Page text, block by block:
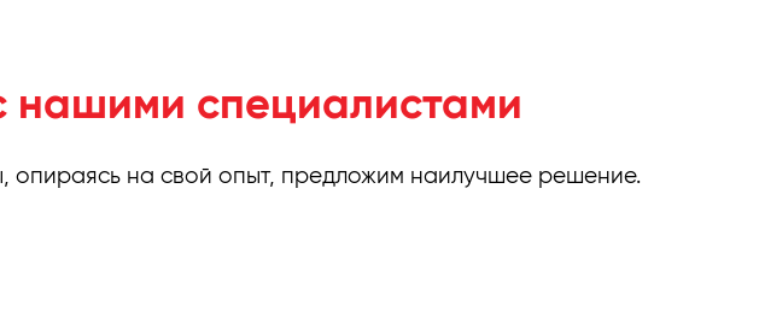
нашими специалистами
опираясь на свой опыт, предложим наилучшее решение.